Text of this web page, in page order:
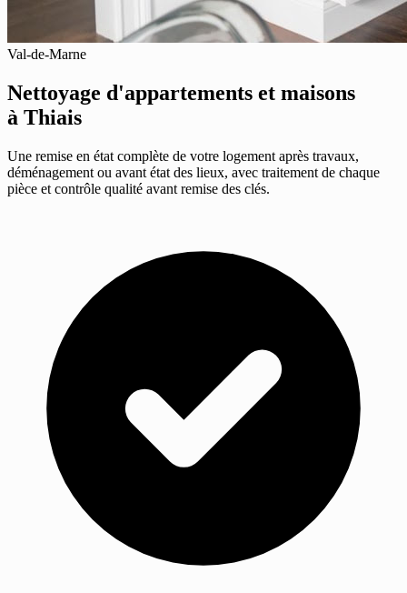
Val-de-Marne
Nettoyage d'appartements et maisons
à Thiais
Une remise en état complète de votre logement après travaux,
déménagement ou avant état des lieux, avec traitement de chaque
pièce et contrôle qualité avant remise des clés.